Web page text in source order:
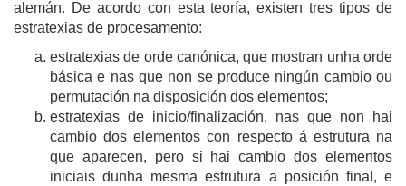
alemán. De acordo con esta teoría, existen tres tipos de
estratexias de procesamento:
estratexias de orde canónica, que mostran unha orde
básica e nas que non se produce ningún cambio ou
permutación na disposición dos elementos;
estratexias de inicio/finalización, nas que non hai
cambio dos elementos con respecto á estrutura na
que aparecen, pero si hai cambio dos elementos
iniciais dunha mesma estrutura a posición final, e